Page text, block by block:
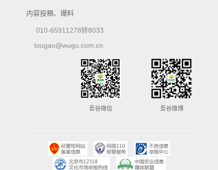
内容投稿、爆料
010-65911278转8033
tougao@wugu.com.cn
吾谷微信 吾谷微博